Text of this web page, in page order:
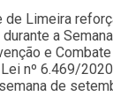
de Limeira
a
e
nº 6.469/
de